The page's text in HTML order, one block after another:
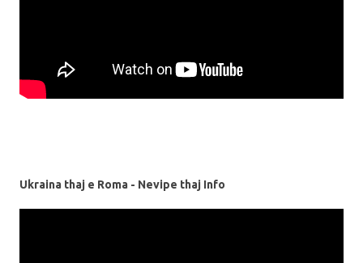
Ukraina thaj e Roma - Nevipe thaj Info